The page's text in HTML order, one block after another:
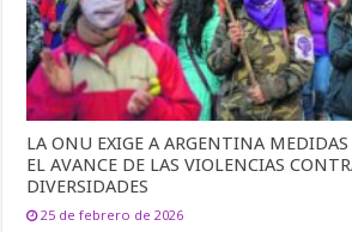
LA ONU EXIGE A ARGENTINA
EL AVANCE DE LAS VIOLENCIAS
DIVERSIDADES
25 de febrero de 2026